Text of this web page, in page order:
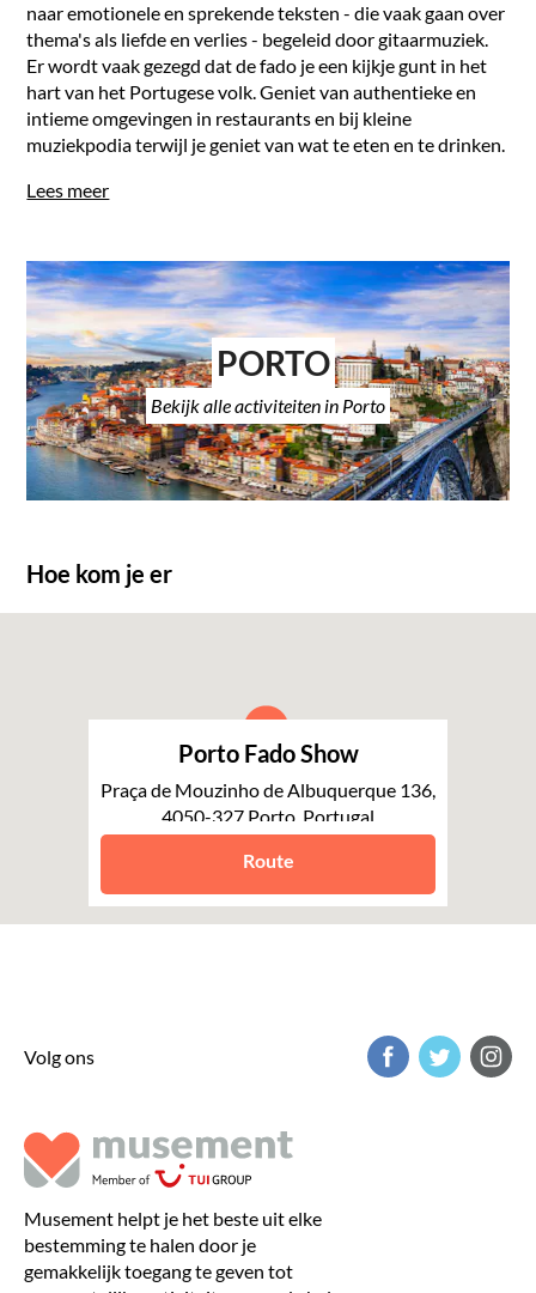
naar emotionele en sprekende teksten - die vaak gaan over
thema's als liefde en verlies - begeleid door gitaarmuziek.
Er wordt vaak gezegd dat de fado je een kijkje gunt in het
hart van het Portugese volk. Geniet van authentieke en
intieme omgevingen in restaurants en bij kleine
muziekpodia terwijl je geniet van wat te eten en te drinken.
Lees meer
PORTO
Bekijk alle activiteiten in Porto
Hoe kom je er
Porto Fado Show
Praça de Mouzinho de Albuquerque 136,
4050-327 Porto, Portugal
Porto
Route
Volg ons
Musement helpt je het beste uit elke
bestemming te halen door je
gemakkelijk toegang te geven tot